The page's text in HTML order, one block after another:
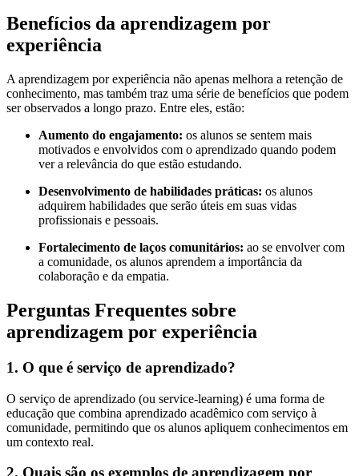
Benefícios da aprendizagem por
experiência
A aprendizagem por experiência não apenas melhora a retenção de
conhecimento, mas também traz uma série de benefícios que podem
ser observados a longo prazo. Entre eles, estão:
Aumento do engajamento: os alunos se sentem mais
motivados e envolvidos com o aprendizado quando podem
ver a relevância do que estão estudando.
Desenvolvimento de habilidades práticas: os alunos
adquirem habilidades que serão úteis em suas vidas
profissionais e pessoais.
Fortalecimento de laços comunitários: ao se envolver com
a comunidade, os alunos aprendem a importância da
colaboração e da empatia.
Perguntas Frequentes sobre
aprendizagem por experiência
1. O que é serviço de aprendizado?
O serviço de aprendizado (ou service-learning) é uma forma de
educação que combina aprendizado acadêmico com serviço à
comunidade, permitindo que os alunos apliquem conhecimentos em
um contexto real.